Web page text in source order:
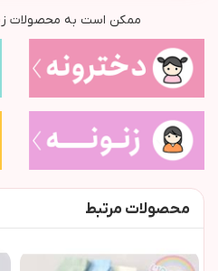
ممکن است به محصولات
محصولات مرتبط